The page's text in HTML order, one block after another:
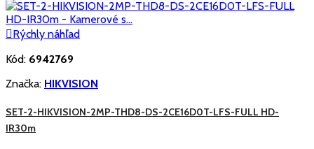
Rýchly náhľad
Kód: 6942769
Značka: HIKVISION
SET-2-HIKVISION-2MP-THD8-DS-2CE16D0T-LFS-FULL HD-
IR30m